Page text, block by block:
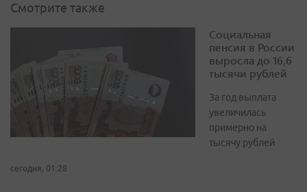
Смотрите также
Социальная
пенсия в России
выросла до 16,6
тысячи рублей
За год выплата
увеличилась
примерно на
тысячу рублей
сегодня, 01:28